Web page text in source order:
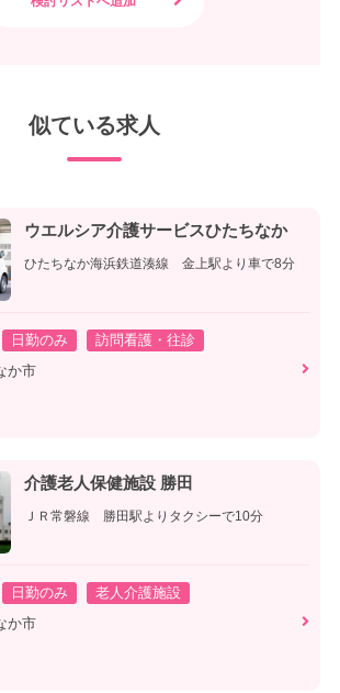
似ている求人
ウエルシア介護サービスひたちなか
ひたちなか海浜鉄道湊線 金上駅より車で8分
日勤のみ
訪問看護・往診
か市
介護老人保健施設 勝田
ＪＲ常磐線 勝田駅よりタクシーで10分
日勤のみ
老人介護施設
か市